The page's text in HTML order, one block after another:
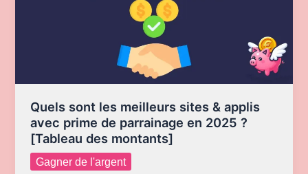
qu’iGraal
et
Poulpeo
?
(guide
+
Quels sont les meilleurs sites & applis
avec prime de parrainage en 2025 ?
[Tableau des montants]
Gagner de l'argent